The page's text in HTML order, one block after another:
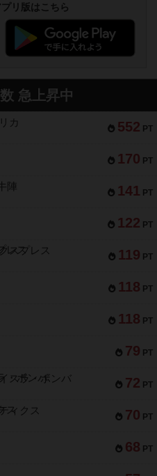
リ版はこちら
急上昇中
552 PT
カ
170 PT
141 PT
陣
122 PT
119 PT
スプレス
118 PT
118 PT
79 PT
72 PT
スラ・ボンバ
70 PT
ィクス
68 PT